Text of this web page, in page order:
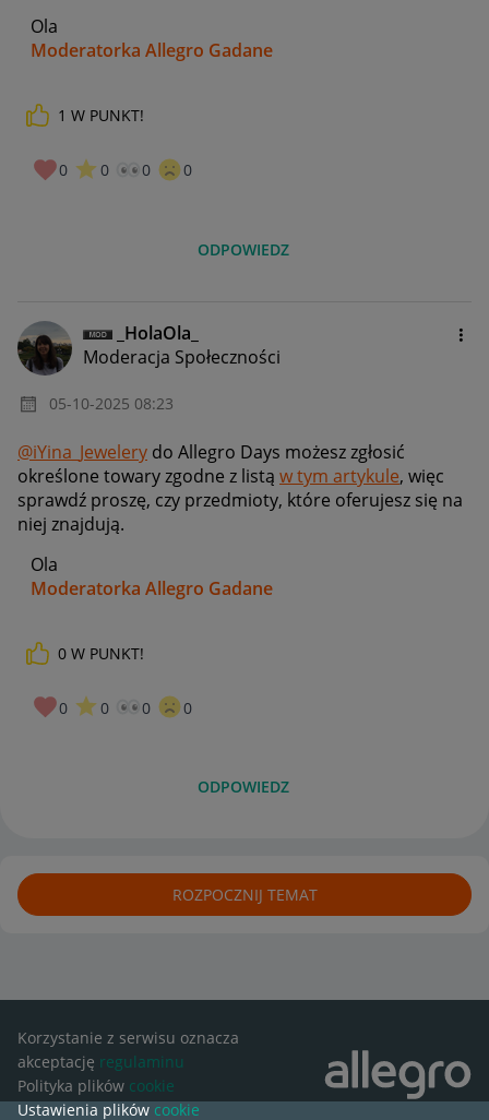
Ola
Moderatorka Allegro Gadane
1 W PUNKT!
0 0 0 0
ODPOWIEDZ
_HolaOla_
Moderacja Społeczności
‎05-10-2025 08:23
@iYina_Jewelery do Allegro Days możesz zgłosić
określone towary zgodne z listą w tym artykule, więc
sprawdź proszę, czy przedmioty, które oferujesz się na
niej znajdują.
Ola
Moderatorka Allegro Gadane
0 W PUNKT!
0 0 0 0
ODPOWIEDZ
ROZPOCZNIJ TEMAT
Korzystanie z serwisu oznacza
akceptację regulaminu
Polityka plików cookie
Ustawienia plików cookie